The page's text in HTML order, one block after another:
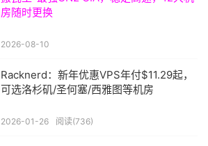
房随时更换
2026-08-10
Racknerd：新年优惠VPS年付$11.29起，
可选洛杉矶/圣何塞/西雅图等机房
2026-01-26 阅读(736)